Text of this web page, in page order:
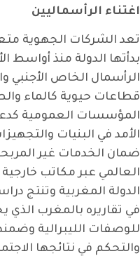
اغتناء الرأسماليين
تعد الشركات الجهوية
بدأتها الدولة منذ أواسط
الرأسمال الخاص الأجنبي
قطاعات حيوية كالماء
المؤسسات العمومية
الأمد في البنيات
ضمان الخدمات غير
العالمي عبر مكاتب
الدولة المغربية وتنتج
في تقاريره بالمغرب الذي
للوصفات الليبرالية
والتحكم في نتائجها